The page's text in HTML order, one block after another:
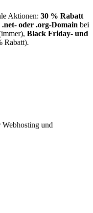
Aktionen: 30 % Rabatt
.net- oder .org-Domain bei
Black Friday- und
Rabatt).
und